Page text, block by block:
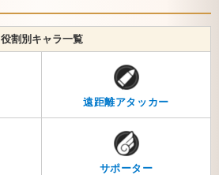
役割別キャラ一覧
遠距離アタッカー
サポーター